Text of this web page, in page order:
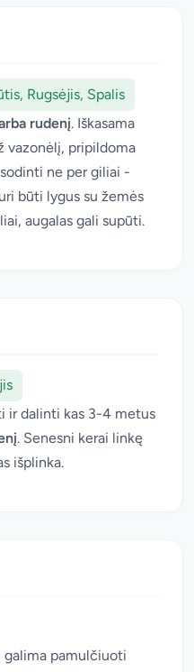
Rugsėjis, Spalis
rudenį. Iškasama
vazonėlį, pripildoma
ne per giliai -
būti lygus su žemės
augalas gali supūti.
ir dalinti kas 3-4 metus
. Senesni kerai linkę
išplinka.
galima pamulčiuoti